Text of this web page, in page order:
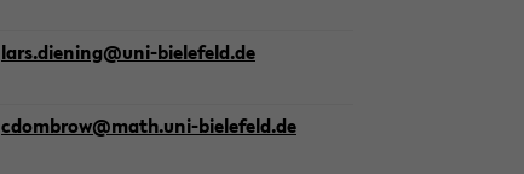
lars.die­n­ing@uni-​bielefeld.de
cdom­brow@math.uni-​bielefeld.de